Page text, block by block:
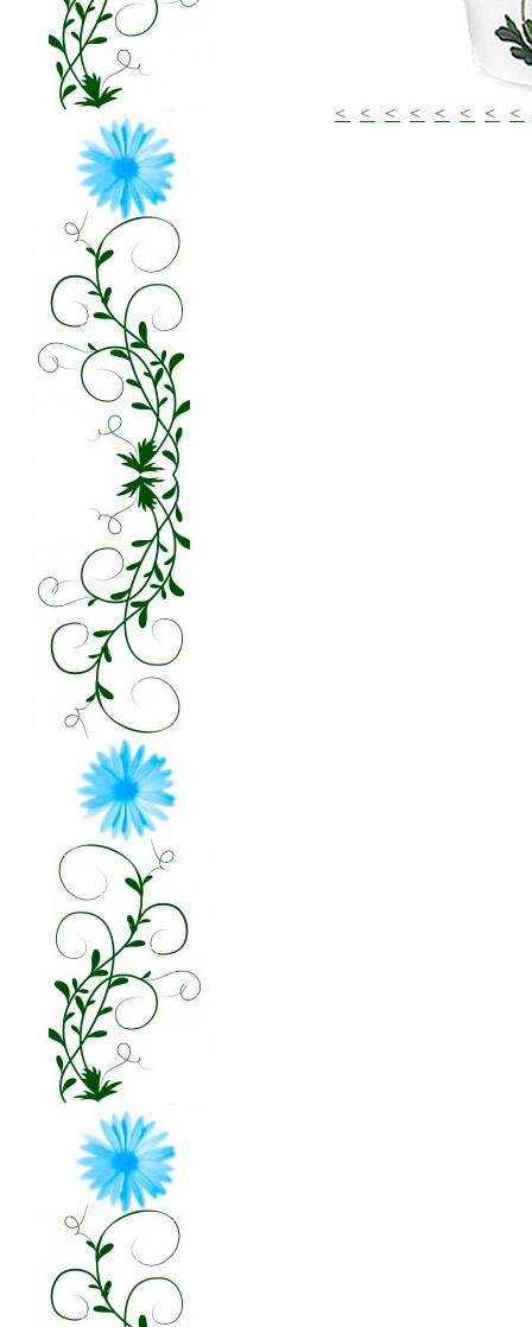
< < < < < < < <